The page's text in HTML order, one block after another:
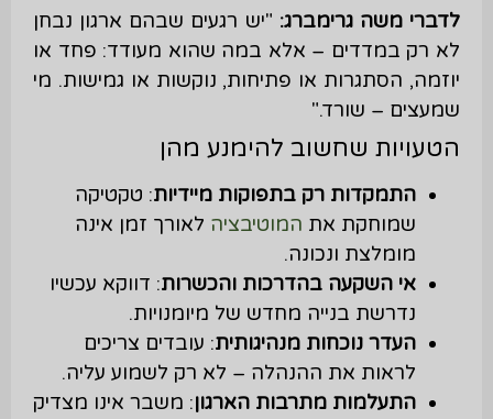
לדברי משה גרימברג: "יש רגעים שבהם ארגון נבחן
לא רק במדדים – אלא במה שהוא מעודד: פחד או
יוזמה, הסתגרות או פתיחות, נוקשות או גמישות. מי
שמעצים – שורד."
הטעויות שחשוב להימנע מהן
התמקדות רק בתפוקות מיידיות: טקטיקה
שמוחקת את המוטיבציה לאורך זמן אינה
מומלצת ונכונה.
אי השקעה בהדרכות והכשרות: דווקא עכשיו
נדרשת בנייה מחדש של מיומנויות.
העדר נוכחות מנהיגותית: עובדים צריכים
לראות את ההנהלה – לא רק לשמוע עליה.
התעלמות מתרבות הארגון: משבר אינו מצדיק